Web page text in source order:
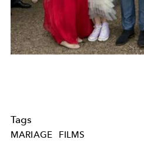
Tags
MARIAGE FILMS